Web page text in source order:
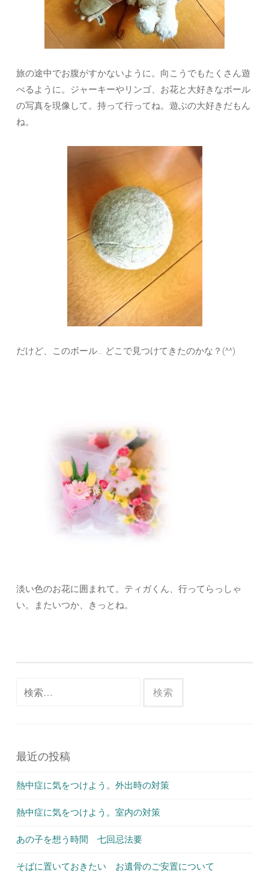
旅の途中でお腹がすかないように。向こうでもたくさん遊
べるように。ジャーキーやリンゴ、お花と大好きなボール
の写真を現像して。持って行ってね。遊ぶの大好きだもん
ね。
だけど、このボール… どこで見つけてきたのかな？(^^)
淡い色のお花に囲まれて。ティガくん、行ってらっしゃ
い。またいつか、きっとね。
最近の投稿
熱中症に気をつけよう。外出時の対策
熱中症に気をつけよう。室内の対策
あの子を想う時間 七回忌法要
そばに置いておきたい お遺骨のご安置について